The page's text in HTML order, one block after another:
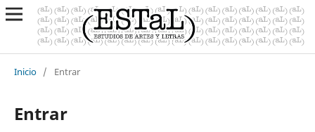
Inicio / Entrar
Entrar